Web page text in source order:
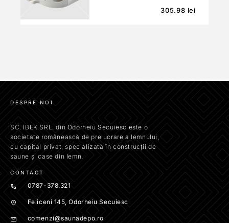
305.98 lei
DESPRE NOI
SC. IBEK SRL. din Odorheiu Secuiesc este o
societate românească de prelucrare a lemnului,
cu capital privat, specializată în construcții de
saune și case din lemn.
CONTACT
0787-378.321
Feliceni 145, Odorheiu Secuiesc
comenzi@saunadepo.ro